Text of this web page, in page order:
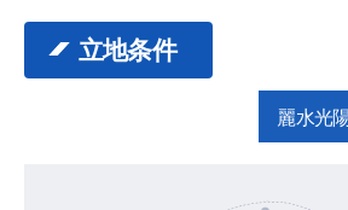
立地条件
麗水光